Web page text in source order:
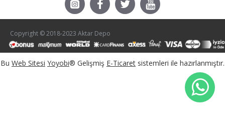
Copyright © 2018-2023 Aktar Depo
Bu Web Sitesi Yoyobi® Gelişmiş E-Ticaretsistemleri ile hazırlanmıştır.